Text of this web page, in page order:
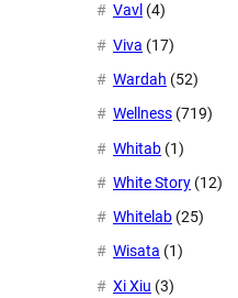
Vavl (4)
Viva (17)
Wardah (52)
Wellness (719)
Whitab (1)
White Story (12)
Whitelab (25)
Wisata (1)
Xi Xiu (3)